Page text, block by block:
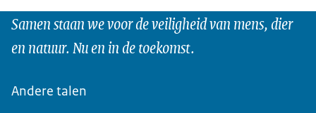
Samen staan we voor de veiligheid van mens, dier
en natuur. Nu en in de toekomst.
Andere talen